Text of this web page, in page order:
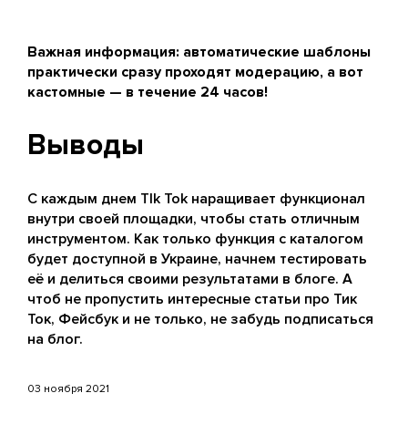
Важная информация: автоматические шаблоны
практически сразу проходят модерацию, а вот
кастомные — в течение 24 часов!
Выводы
С каждым днем TIk Tok наращивает функционал
внутри своей площадки, чтобы стать отличным
инструментом. Как только функция с каталогом
будет доступной в Украине, начнем тестировать
её и делиться своими результатами в блоге. А
чтоб не пропустить интересные статьи про Тик
Ток, Фейсбук и не только, не забудь подписаться
на блог.
03 ноября 2021